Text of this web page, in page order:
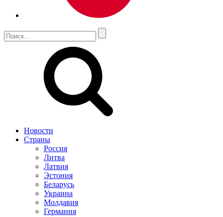
Новости
Страны
Россия
Литва
Латвия
Эстония
Беларусь
Украина
Молдавия
Германия